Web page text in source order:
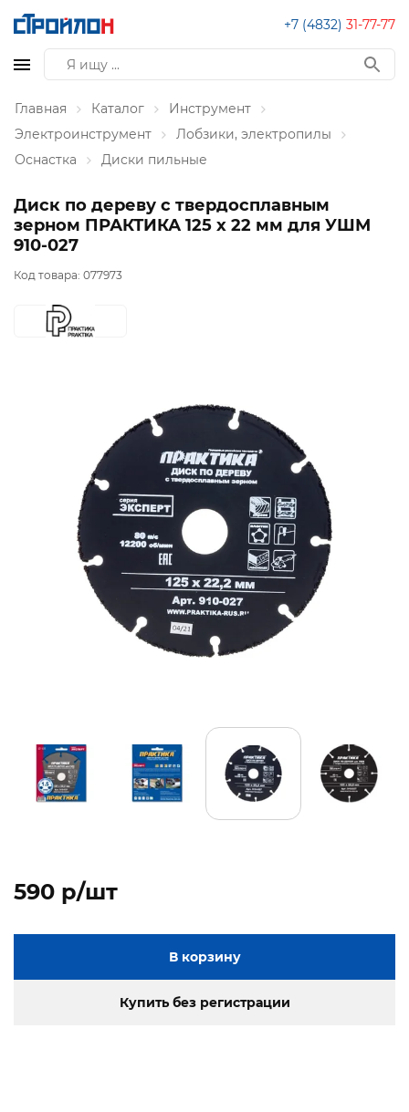
+7 (4832) 31-77-77
Главная Каталог
Инструмент
Электроинструмент
Лобзики, электропилы
Оснастка
Диски пильные
Диск по дереву с твердосплавным
зерном ПРАКТИКА 125 х 22 мм для УШМ
910-027
Код товара: 077973
590 p/шт
В корзину
Купить без регистрации